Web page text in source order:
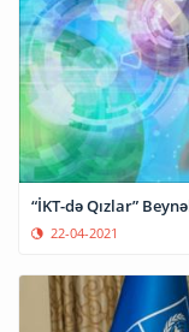
“İKT-də Qızlar”
22-04-2021